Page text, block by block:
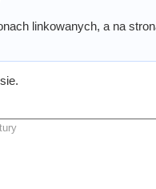
linkowanych, a na